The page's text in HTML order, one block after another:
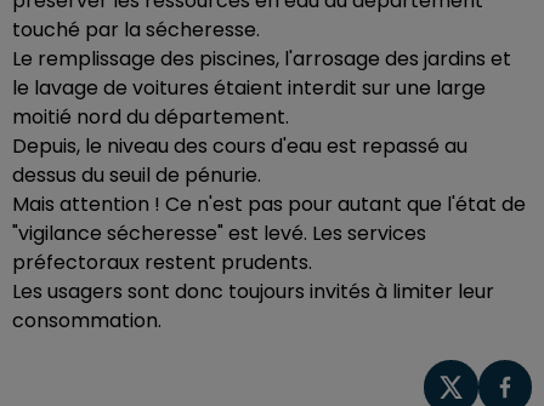
touché par la sécheresse.
Le remplissage des piscines, l'arrosage des jardins et
le lavage de voitures étaient interdit sur une large
moitié nord du département.
Depuis, le niveau des cours d'eau est repassé au
dessus du seuil de pénurie.
Mais attention ! Ce n'est pas pour autant que l'état de
"vigilance sécheresse" est levé. Les services
préfectoraux restent prudents.
Les usagers sont donc toujours invités à limiter leur
consommation.